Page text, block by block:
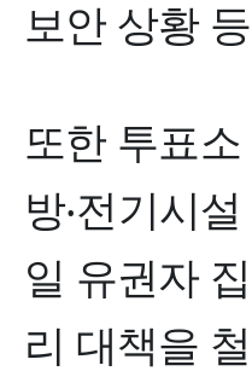
보안 상황
또한 투표
방‧전기시
일 유권자
리 대책을